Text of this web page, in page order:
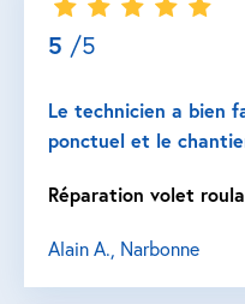
5 /5
Le technicien a bien
ponctuel et le
Réparation volet
Alain A., Narbonne